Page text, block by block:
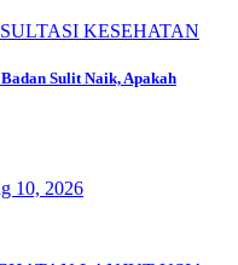
KESEHATAN
Sulit Naik, Apakah
10, 2026